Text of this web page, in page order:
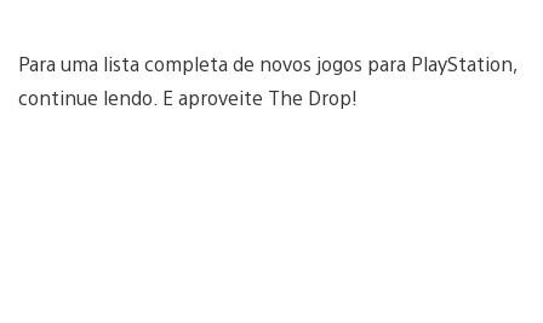
Para uma lista completa de novos jogos para PlayStation,
continue lendo. E aproveite The Drop!